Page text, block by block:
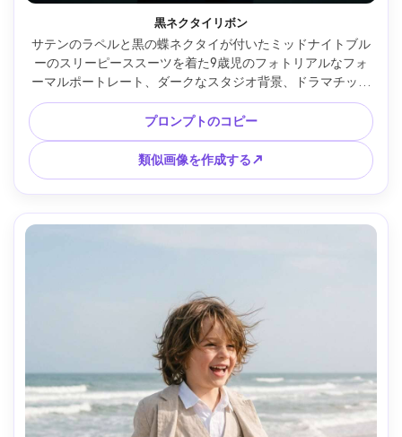
黒ネクタイリボン
サテンのラペルと黒の蝶ネクタイが付いたミッドナイトブル
ーのスリーピーススーツを着た9歳児のフォトリアルなフォ
ーマルポートレート、ダークなスタジオ背景、ドラマチック
なレンブラント照明、Canon EOS R3で撮影、85mm f/1.2、
ハーフボディフレーミング、生地に鮮明なハイライト、エレ
ガントなガラムード、自然な肌の質感、ハイエンドなポート
レート写真 --ar 4:5
プロンプトのコピー
類似画像を作成する↗